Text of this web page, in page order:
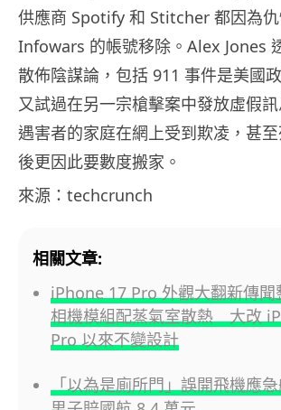
供應商 Spotify 和 Stitcher 都因為
Infowars 的帳號移除。Alex Jones
散佈陰謀論，包括 911 事件是美國
又試過在另一宗槍擊案中發放虛假
遇害者的家庭在網上受到欺凌，甚
後更因此要數度搬家。
來源：techcrunch
相關文章:
iPhone 17 Pro 外觀大翻新傳
相機模組配蒸氣室散熱 大改
Pro 以來不變設計
「以為是廁所門」誤開飛機應